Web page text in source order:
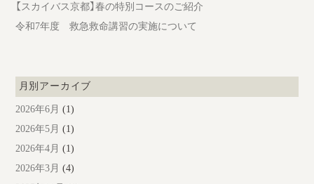
【スカイバス京都】春の特別コースのご紹介
令和7年度 救急救命講習の実施について
月別アーカイブ
2026年6月 (1)
2026年5月 (1)
2026年4月 (1)
2026年3月 (4)